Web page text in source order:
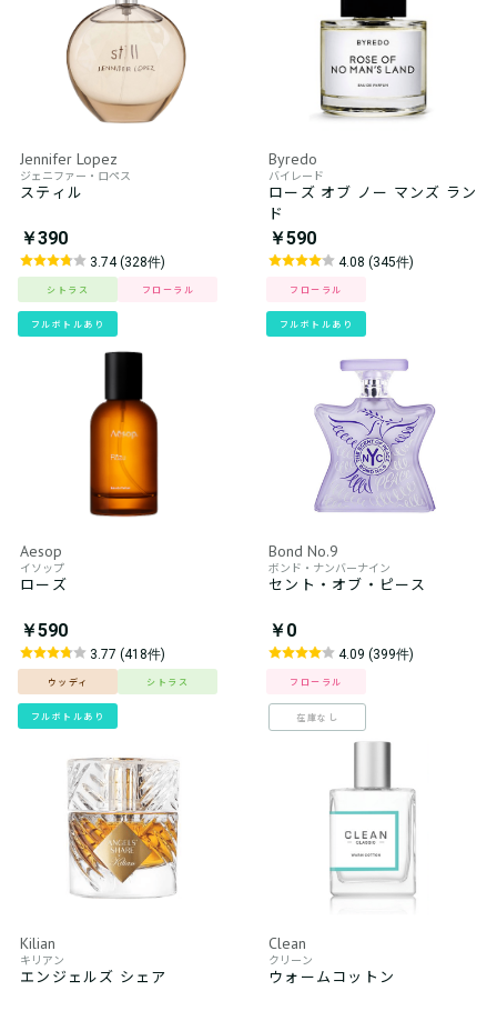
Jennifer Lopez
ジェニファー・ロペス
スティル
￥390
3.74 (328件)
シトラス フローラル
フルボトルあり
Byredo
バイレード
ローズ オブ ノー マンズ ラン
ド
￥590
4.08 (345件)
フローラル
フルボトルあり
Aesop
イソップ
ローズ
￥590
3.77 (418件)
ウッディ シトラス
フルボトルあり
Bond No.9
ボンド・ナンバーナイン
セント・オブ・ピース
￥0
4.09 (399件)
フローラル
在庫なし
Kilian
キリアン
エンジェルズ シェア
Clean
クリーン
ウォームコットン